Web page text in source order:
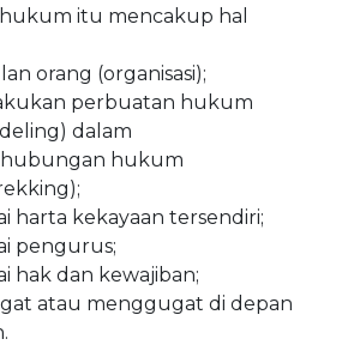
itu mencakup hal
orang (organisasi);
perbuatan hukum
dalam
hukum
harta kekayaan tersendiri;
pengurus;
hak dan kewajiban;
atau menggugat di depan